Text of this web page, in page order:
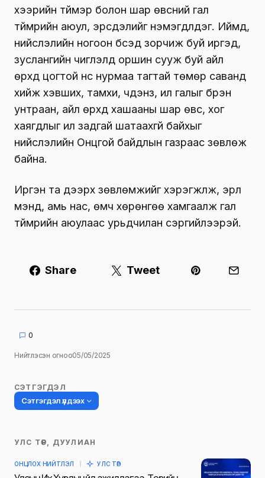
хээрийн түймэр болон шар өвсний гал
түймрийн аюул, эрсдэлийг нэмэгдүүлдэг. Иймд,
нийслэлийн ногоон бүсэд зорчиж буй иргэд,
зуслангийн чиглэлд оршин сууж буй айл
өрхүүд цогтой үнс нурмаа тагтай төмөр саванд
хийж хэвших, тамхи, чүдэнз, ил галыг бүрэн
унтраан, айл өрхүүд хашааны шар өвс, хог
хаягдлыг ил задгай шатаахгүй байхыг
нийслэлийн Онцгой байдлын газраас зөвлөж
байна.
Иргэн та дээрх зөвлөмжийг хэрэгжүүлж, эрүүл
мэнд, амь нас, өмч хөрөнгөө хамгаалж гал
түймрийн аюулаас урьдчилан сэргийлээрэй.
Share Tweet
0
Нийтлэсэн огноо05/05/2025
СЭТГЭГДЭЛ
Сэтгэгдэл үлдээх
Таны имэйл хаягийг нийтлэхгүй.
УЛС ТӨР, ДУУЛИАН
ОНЦЛОХ НИЙТЛЭЛ УЛС ТӨР